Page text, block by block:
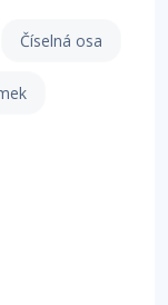
Číselná osa